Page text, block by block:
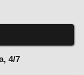
4/7